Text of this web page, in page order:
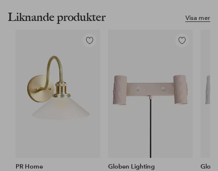
Visa mer
Liknande produkter
Lägg
PR Home
Lägg
Globen Lighting